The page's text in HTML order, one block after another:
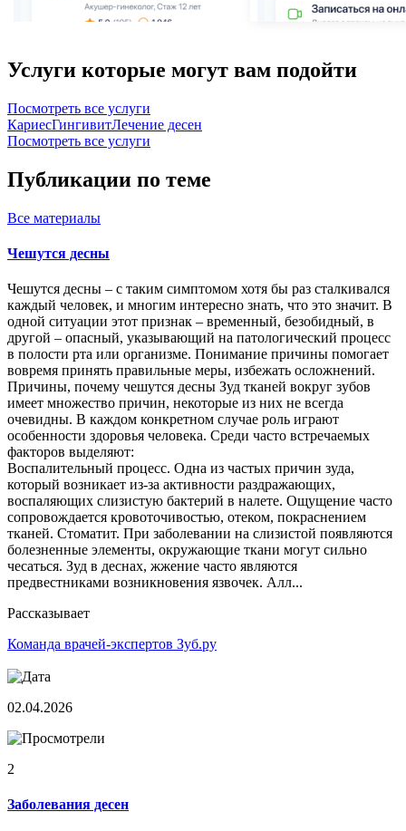
Услуги которые могут вам подойти
Посмотреть все услуги
КариесГингивитЛечение десен
Посмотреть все услуги
Публикации по теме
Все материалы
Чешутся десны
Чешутся десны – с таким симптомом хотя бы раз сталкивался
каждый человек, и многим интересно знать, что это значит. В
одной ситуации этот признак – временный, безобидный, в
другой – опасный, указывающий на патологический процесс
в полости рта или организме. Понимание причины помогает
вовремя принять правильные меры, избежать осложнений.
Причины, почему чешутся десны Зуд тканей вокруг зубов
имеет множество причин, некоторые из них не всегда
очевидны. В каждом конкретном случае роль играют
особенности здоровья человека. Среди часто встречаемых
факторов выделяют:
Воспалительный процесс. Одна из частых причин зуда,
который возникает из-за активности раздражающих,
воспаляющих слизистую бактерий в налете. Ощущение часто
сопровождается кровоточивостью, отеком, покраснением
тканей. Стоматит. При заболевании на слизистой появляются
болезненные элементы, окружающие ткани могут сильно
чесаться. Зуд в деснах, жжение часто являются
предвестниками возникновения язвочек. Алл...
Рассказывает
Команда врачей-экспертов Зуб.ру
02.04.2026
2
Заболевания десен